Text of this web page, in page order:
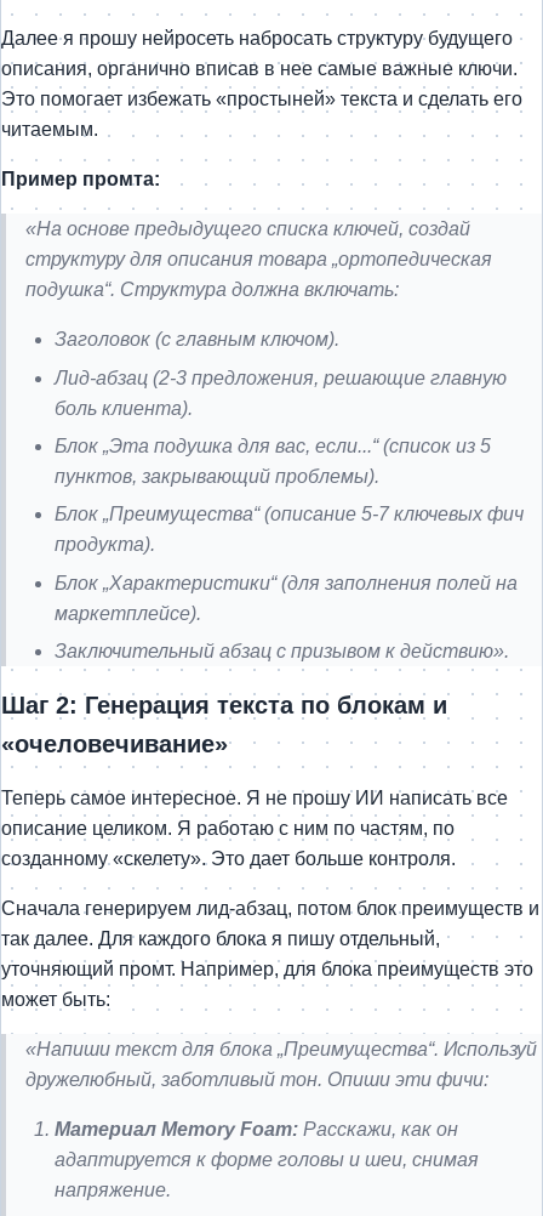
Далее я прошу нейросеть набросать структуру будущего
описания, органично вписав в нее самые важные ключи.
Это помогает избежать «простыней» текста и сделать его
читаемым.
Пример промта:
«На основе предыдущего списка ключей, создай
структуру для описания товара „ортопедическая
подушка“. Структура должна включать:
Заголовок (с главным ключом).
Лид-абзац (2-3 предложения, решающие главную
боль клиента).
Блок „Эта подушка для вас, если...“ (список из 5
пунктов, закрывающий проблемы).
Блок „Преимущества“ (описание 5-7 ключевых фич
продукта).
Блок „Характеристики“ (для заполнения полей на
маркетплейсе).
Заключительный абзац с призывом к действию».
Шаг 2: Генерация текста по блокам и
«очеловечивание»
Теперь самое интересное. Я не прошу ИИ написать все
описание целиком. Я работаю с ним по частям, по
созданному «скелету». Это дает больше контроля.
Сначала генерируем лид-абзац, потом блок преимуществ и
так далее. Для каждого блока я пишу отдельный,
уточняющий промт. Например, для блока преимуществ это
может быть:
«Напиши текст для блока „Преимущества“. Используй
дружелюбный, заботливый тон. Опиши эти фичи:
Материал Memory Foam: Расскажи, как он
адаптируется к форме головы и шеи, снимая
напряжение.